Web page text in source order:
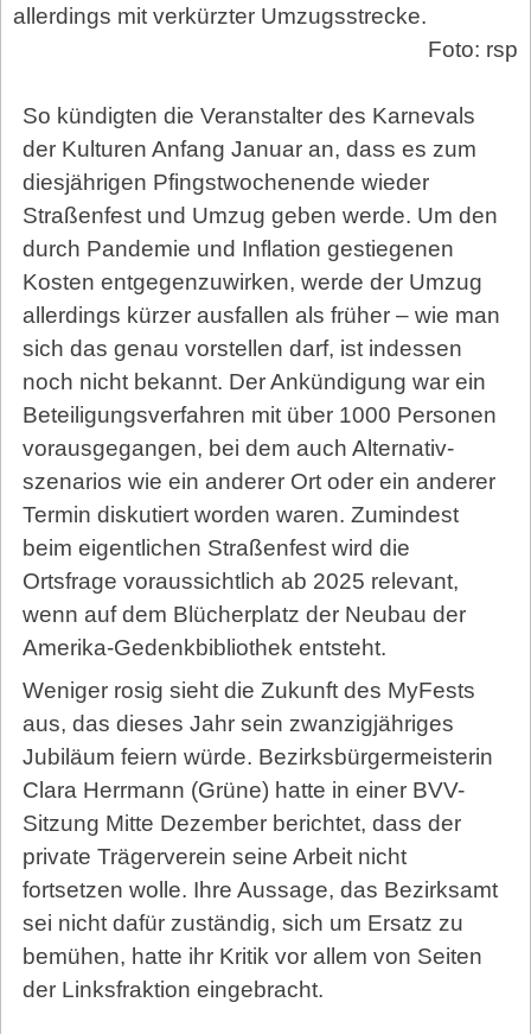
allerdings mit verkürzter Umzugsstrecke.
Foto: rsp
So kündigten die Veranstalter des Karnevals
der Kulturen Anfang Januar an, dass es zum
diesjährigen Pfingstwochenende wieder
Straßenfest und Umzug geben werde. Um den
durch Pandemie und Inflation gestiegenen
Kosten entgegenzuwirken, werde der Umzug
allerdings kürzer ausfallen als früher – wie man
sich das genau vorstellen darf, ist indessen
noch nicht bekannt. Der Ankündigung war ein
Beteiligungsverfahren mit über 1000 Personen
vorausgegangen, bei dem auch Alternativ­
szenarios wie ein anderer Ort oder ein anderer
Termin diskutiert worden waren. Zumindest
beim eigentlichen Straßenfest wird die
Ortsfrage voraussichtlich ab 2025 relevant,
wenn auf dem Blücherplatz der Neubau der
Amerika-Gedenkbibliothek entsteht.
Weniger rosig sieht die Zukunft des MyFests
aus, das dieses Jahr sein zwanzigjähriges
Jubiläum feiern würde. Bezirksbürgermeisterin
Clara Herrmann (Grüne) hatte in einer BVV-
Sitzung Mitte Dezember berichtet, dass der
private Trägerverein seine Arbeit nicht
fortsetzen wolle. Ihre Aussage, das Bezirksamt
sei nicht dafür zuständig, sich um Ersatz zu
bemühen, hatte ihr Kritik vor allem von Seiten
der Linksfraktion eingebracht.